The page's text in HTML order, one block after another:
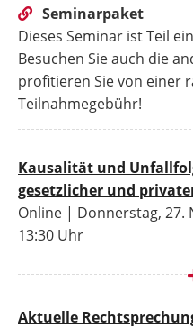
Seminarpaket
Dieses Seminar ist Teil
Besuchen Sie auch die
profitieren Sie von einer
Teilnahmegebühr!
Kausalität und
gesetzlicher und
Online | Donnerstag, 27.
13:30 Uhr
Aktuelle